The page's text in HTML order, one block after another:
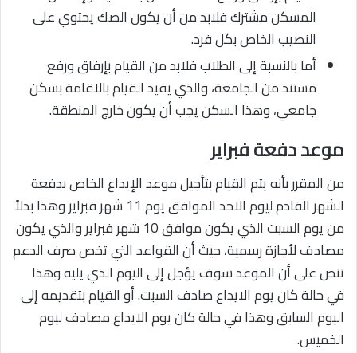
المسكن مشترك فلابد من أن يكون الصك يحتوي على
النصيب الخاص بكل فرد.
أما بالنسبة إلى الطلاب فلابد من القيام بإرفاق ورفع
مستند من الجامعة، والذي يفيد القيام بالاقامة بسكن
جامعي، وهذا السكن يجب أن يكون خارج المنطقة.
موعد دفعة فبراير
من المقرر بأنه يتم القيام بتأجيل موعد الإيداع الخاص بدفعة
الشهر القادم ليوم الاحد الموافق يوم 11 شهر فبراير وهذا بدلاً
من يوم السبت الذي يكون موافق 10 شهر فبراير والذي يكون
مصادف لأجازة رسمية، حيث أن القواعد التي تخص صرف الدعم
تنص على أن الموعد سوف يؤجل إلى اليوم الذي يليه وهذا
في حالة كان يوم الايداع صادف السبت. أو القيام بتقديمه إلى
اليوم السابق وهذا في حالة كان يوم الايداع مصادف ليوم
الخميس.